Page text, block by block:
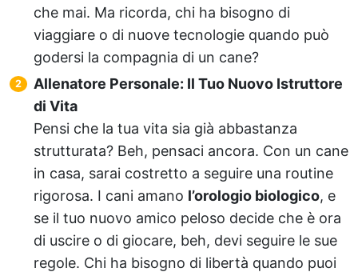
che mai. Ma ricorda, chi ha bisogno di
viaggiare o di nuove tecnologie quando può
godersi la compagnia di un cane?
Allenatore Personale: Il Tuo Nuovo Istruttore
di Vita
Pensi che la tua vita sia già abbastanza
strutturata? Beh, pensaci ancora. Con un cane
in casa, sarai costretto a seguire una routine
rigorosa. I cani amano l’orologio biologico, e
se il tuo nuovo amico peloso decide che è ora
di uscire o di giocare, beh, devi seguire le sue
regole. Chi ha bisogno di libertà quando puoi